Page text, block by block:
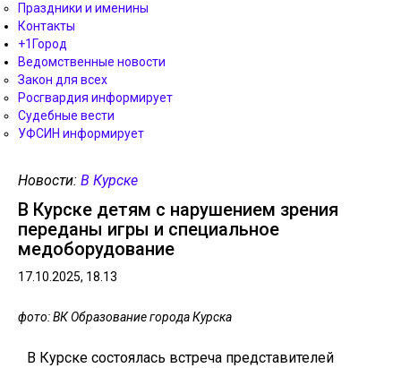
Праздники и именины
Контакты
+1Город
Ведомственные новости
Закон для всех
Росгвардия информирует
Судебные вести
УФСИН информирует
Новости: В Курске
В Курске детям с нарушением зрения
переданы игры и специальное
медоборудование
17.10.2025, 18.13
фото: ВК Образование города Курска
В Курске состоялась встреча представителей